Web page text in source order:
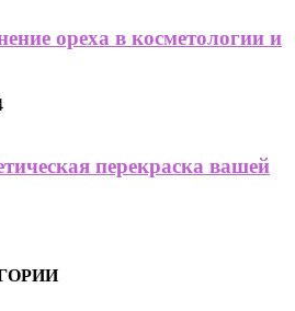
ореха в косметологии и
перекраска вашей